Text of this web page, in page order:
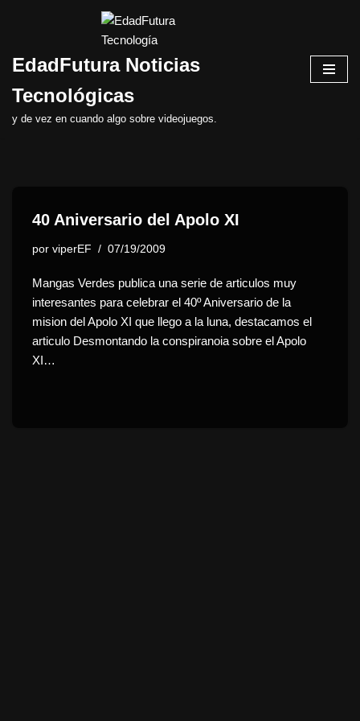
al
EdadFutura Noticias
Tecnológicas
y de vez en cuando algo sobre videojuegos.
40 Aniversario del Apolo XI
por viperEF 07/19/2009
Mangas Verdes publica una serie de articulos muy
interesantes para celebrar el 40º Aniversario de la
mision del Apolo XI que llego a la luna, destacamos el
articulo Desmontando la conspiranoia sobre el Apolo
XI…